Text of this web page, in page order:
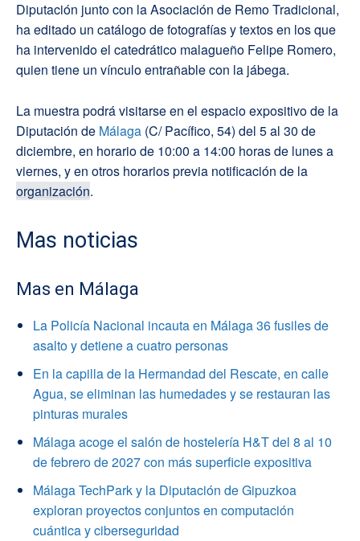
Diputación junto con la Asociación de Remo Tradicional,
ha editado un catálogo de fotografías y textos en los que
ha intervenido el catedrático malagueño Felipe Romero,
quien tiene un vínculo entrañable con la jábega.
La muestra podrá visitarse en el espacio expositivo de la
Diputación de Málaga (C/ Pacífico, 54) del 5 al 30 de
diciembre, en horario de 10:00 a 14:00 horas de lunes a
viernes, y en otros horarios previa notificación de la
organización.
Mas noticias
Mas en Málaga
La Policía Nacional incauta en Málaga 36 fusiles de
asalto y detiene a cuatro personas
En la capilla de la Hermandad del Rescate, en calle
Agua, se eliminan las humedades y se restauran las
pinturas murales
Málaga acoge el salón de hostelería H&T del 8 al 10
de febrero de 2027 con más superficie expositiva
Málaga TechPark y la Diputación de Gipuzkoa
exploran proyectos conjuntos en computación
cuántica y ciberseguridad